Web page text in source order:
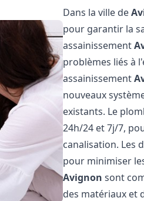
Dans la ville de
pour garantir la
assainissement
problèmes liés à
assainissement
nouveaux
existants. Le
24h/24 et 7j/7,
canalisation. Les
pour minimiser
Avignon sont
des matériaux et